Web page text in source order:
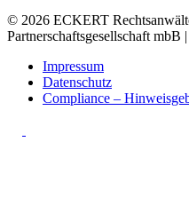
© 2026 ECKERT
Partnerschaftsgesellschaft mbB
Impressum
Datenschutz
Compliance –